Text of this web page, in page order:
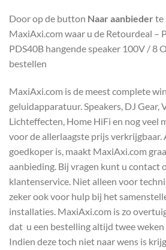
Door op de button Naar aanbieder te
MaxiAxi.com waar u de Retourdeal –
PDS40B hangende speaker 100V / 8
bestellen
MaxiAxi.com is de meest complete
geluidapparatuur. Speakers, DJ Gear,
Lichteffecten, Home HiFi en nog veel
voor de allerlaagste prijs verkrijgbaar.
goedkoper is, maakt MaxiAxi.com
aanbieding. Bij vragen kunt u contact
klantenservice. Niet alleen voor
zeker ook voor hulp bij het
installaties. MaxiAxi.com is zo
dat u een bestelling altijd twee
Indien deze toch niet naar wens is